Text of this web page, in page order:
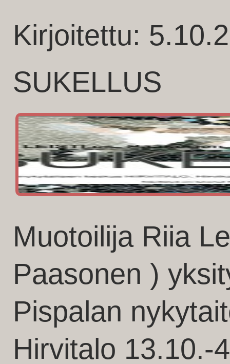
Kirjoitettu:
SUKELLUS
Muotoilija Riia
Paasonen )
Pispalan
Hirvitalo 13.10.-